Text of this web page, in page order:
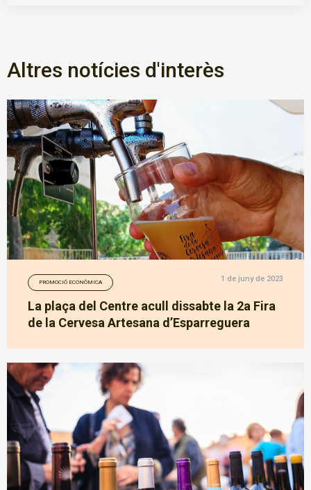
Altres notícies d'interès
PROMOCIÓ ECONÒMICA 1 de juny de 2023
La plaça del Centre acull dissabte la 2a Fira
de la Cervesa Artesana d’Esparreguera